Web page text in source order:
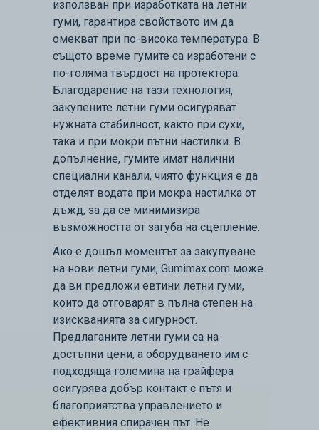
използван при изработката на летни
гуми, гарантира свойството им да
омекват при по-висока температура. В
същото време гумите са изработени с
по-голяма твърдост на протектора.
Благодарение на тази технология,
закупените летни гуми осигуряват
нужната стабилност, както при сухи,
така и при мокри пътни настилки. В
допълнение, гумите имат налични
специални канали, чиято функция е да
отделят водата при мокра настилка от
дъжд, за да се минимизира
възможността от загуба на сцепление.
Ако е дошъл моментът за закупуване
на нови летни гуми, Gumimax.com може
да ви предложи евтини летни гуми,
които да отговарят в пълна степен на
изискванията за сигурност.
Предлаганите летни гуми са на
достъпни цени, а оборудването им с
подходяща големина на грайфера
осигурява добър контакт с пътя и
благоприятства управлението и
ефективния спирачен път. Не